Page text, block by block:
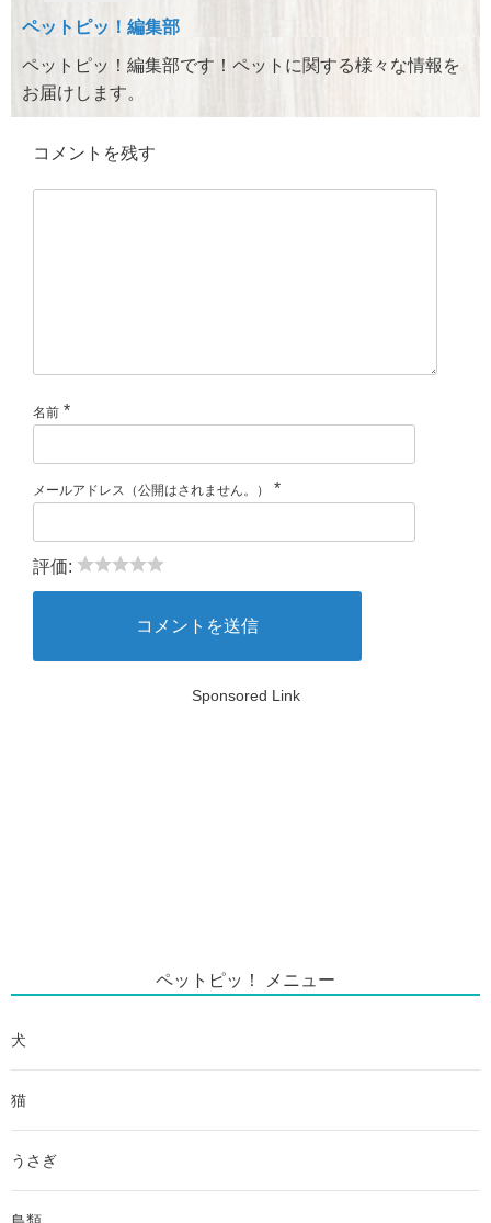
o
k
ペットピッ！編集部
ペットピッ！編集部です！ペットに関する様々な情報を
お届けします。
コメントを残す
名前 *
メールアドレス（公開はされません。） *
評価:
Sponsored Link
ペットピッ！ メニュー
犬
猫
うさぎ